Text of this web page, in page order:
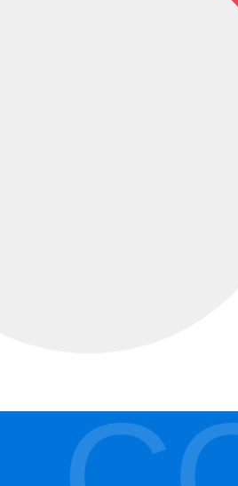
大
爆笑と感動のス